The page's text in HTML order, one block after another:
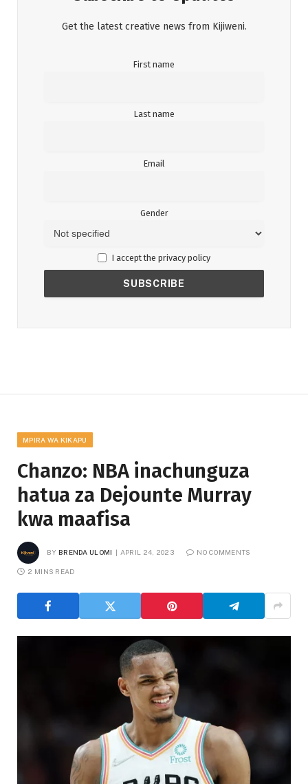
Get the latest creative news from Kijiweni.
First name
Last name
Email
Gender
I accept the privacy policy
MPIRA WA KIKAPU
Chanzo: NBA inachunguza
hatua za Dejounte Murray
kwa maafisa
BY BRENDA ULOMI APRIL 24, 2023 NO COMMENTS
2 MINS READ